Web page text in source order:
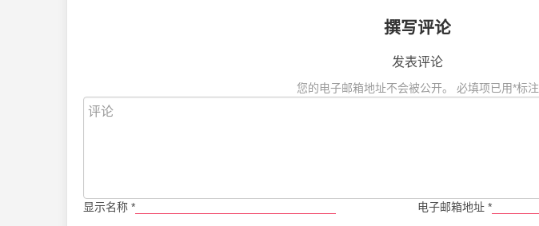
撰写评论
发表评论
您的电子邮箱地址不会被公开。 必填项已用*标注
显示名称 * 电子邮箱地址 *